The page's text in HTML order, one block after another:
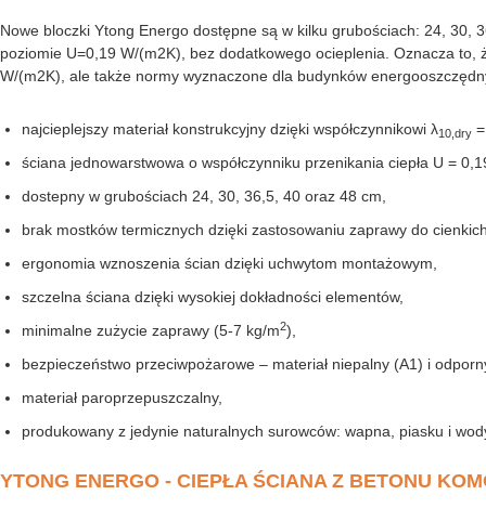
Nowe bloczki Ytong Energo dostępne są w kilku grubościach: 24, 30,
poziomie U=0,19 W/(m2K), bez dodatkowego ocieplenia. Oznacza
W/(m2K), ale także normy wyznaczone dla budynków
najcieplejszy materiał konstrukcyjny dzięki współczynnikowi λ10,dry
ściana jednowarstwowa o współczynniku przenikania ciepła U =
dostepny w grubościach 24, 30, 36,5, 40 oraz 48 cm,
brak mostków termicznych dzięki zastosowaniu zaprawy do
ergonomia wznoszenia ścian dzięki uchwytom montażowym,
szczelna ściana dzięki wysokiej dokładności elementów,
minimalne zużycie zaprawy (5-7 kg/m2),
bezpieczeństwo przeciwpożarowe – materiał niepalny (A1) i
materiał paroprzepuszczalny,
produkowany z jedynie naturalnych surowców: wapna, piasku i
YTONG ENERGO - CIEPŁA ŚCIANA Z BETONU